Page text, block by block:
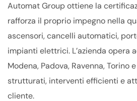
Automat Group ottiene la
rafforza il proprio impegno nella
ascensori, cancelli automatici,
impianti elettrici. L’azienda opera
Modena, Padova, Ravenna, Torino
strutturati, interventi efficienti e
cliente.